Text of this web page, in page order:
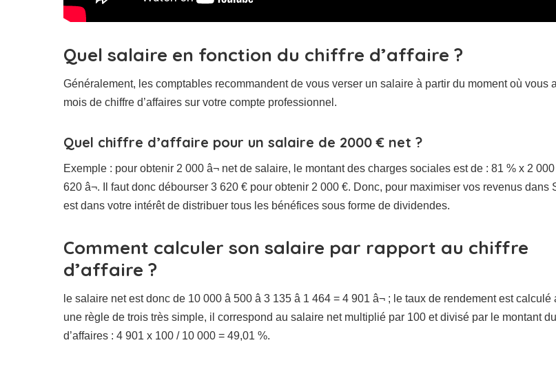
Quel salaire en fonction du chiffre d’affaire ?
Généralement, les comptables recommandent de vous verser un salaire à partir du moment où vous
mois de chiffre d’affaires sur votre compte professionnel.
Quel chiffre d’affaire pour un salaire de 2000 € net ?
Exemple : pour obtenir 2 000 â¬ net de salaire, le montant des charges sociales est de : 81 % x 2 000
620 â¬. Il faut donc débourser 3 620 € pour obtenir 2 000 €. Donc, pour maximiser vos revenus dans
est dans votre intérêt de distribuer tous les bénéfices sous forme de dividendes.
Comment calculer son salaire par rapport au chiffre
d’affaire ?
le salaire net est donc de 10 000 â 500 â 3 135 â 1 464 = 4 901 â¬ ; le taux de rendement est calculé
une règle de trois très simple, il correspond au salaire net multiplié par 100 et divisé par le montant
d’affaires : 4 901 x 100 / 10 000 = 49,01 %.